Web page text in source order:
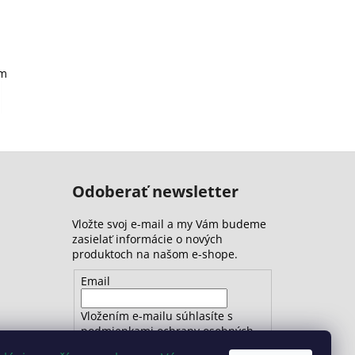
Odoberať newsletter
Vložte svoj e-mail a my Vám budeme
zasielať informácie o nových
produktoch na našom e-shope.
Email
Vložením e-mailu súhlasíte s
podmienkami ochrany osobných